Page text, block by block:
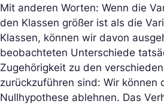
Mit anderen Worten: Wenn die
den Klassen größer ist als die
Klassen, können wir davon
beobachteten Unterschiede
Zugehörigkeit zu den
zurückzuführen sind: Wir können
Nullhypothese ablehnen. Das